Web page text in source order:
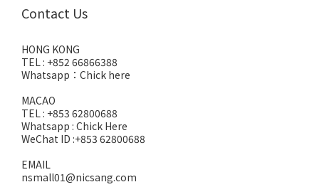
Contact Us
HONG KONG
TEL : +852 66866388
Whatsapp： Chick here
MACAO
TEL : +853 62800688
Whatsapp : Chick Here
WeChat ID :+853 62800688
EMAIL
nsmall01@nicsang.com